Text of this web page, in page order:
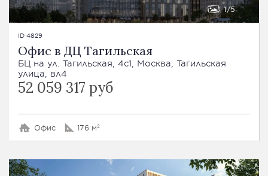
1 5
ID 4829
Офис в ДЦ Тагильская
БЦ на ул. Тагильская, 4с1, Москва, Тагильская
улица, вл4
52 059 317 руб
Офис 176 м²